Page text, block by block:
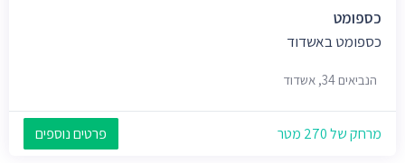
כספומט
כספומט באשדוד
הנביאים 34, אשדוד
מרחק של 270 מטר פרטים נוספים